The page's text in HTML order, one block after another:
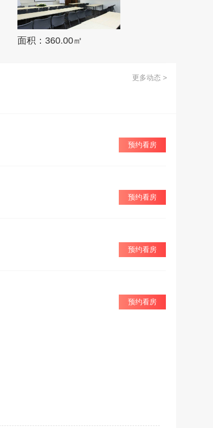
面积：360.00㎡
更多动态 >
预约看房
预约看房
预约看房
预约看房